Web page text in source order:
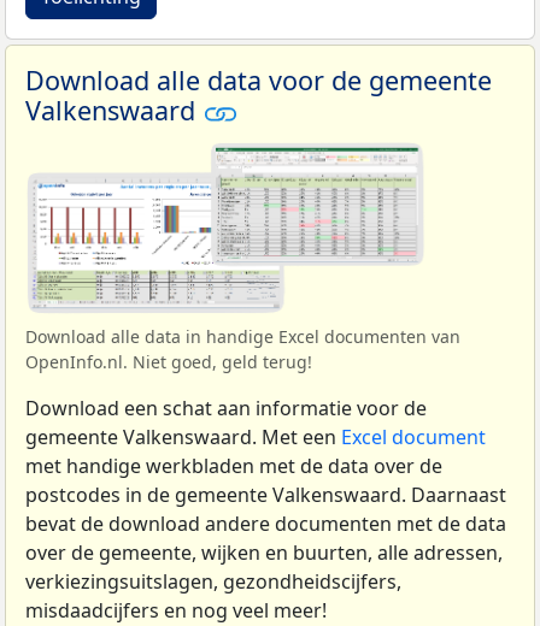
Download alle data voor de gemeente
Valkenswaard
Download alle data in handige Excel documenten van
OpenInfo.nl. Niet goed, geld terug!
Download een schat aan informatie voor de
gemeente Valkenswaard. Met een Excel document
met handige werkbladen met de data over de
postcodes in de gemeente Valkenswaard. Daarnaast
bevat de download andere documenten met de data
over de gemeente, wijken en buurten, alle adressen,
verkiezingsuitslagen, gezondheidscijfers,
misdaadcijfers en nog veel meer!